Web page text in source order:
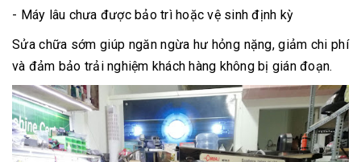
- Máy lâu chưa được bảo trì hoặc vệ sinh định kỳ
Sửa chữa sớm giúp ngăn ngừa hư hỏng nặng, giảm chi phí
và đảm bảo trải nghiệm khách hàng không bị gián đoạn.